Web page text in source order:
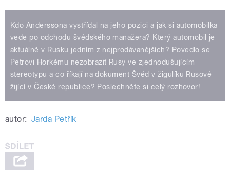
Kdo Anderssona vystřídal na jeho pozici a jak si automobilka
vede po odchodu švédského manažera? Který automobil je
aktuálně v Rusku jedním z nejprodávanějších? Povedlo se
Petrovi Horkému nezobrazit Rusy ve zjednodušujícím
stereotypu a co říkají na dokument Švéd v žigulíku Rusové
žijící v České republice? Poslechněte si celý rozhovor!
autor: Jarda Petřík